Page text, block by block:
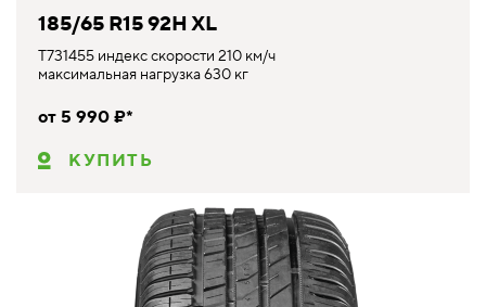
185/65 R15 92H XL
T731455 индекс скорости 210 км/ч
максимальная нагрузка 630 кг
от 5 990 ₽*
КУПИТЬ